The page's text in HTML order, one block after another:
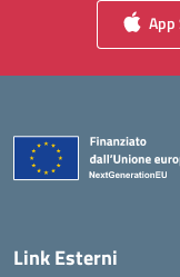
App
Link Esterni